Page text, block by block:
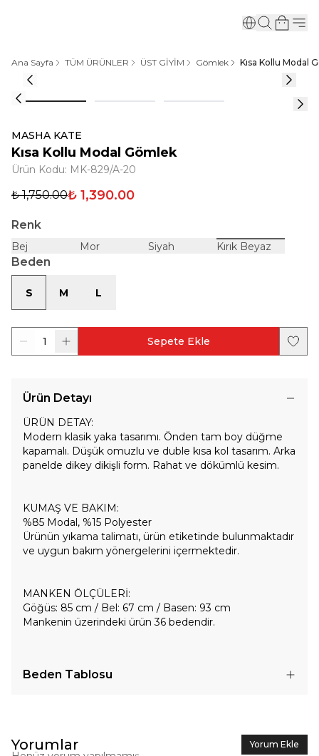
Ana Sayfa TÜM ÜRÜNLER ÜST GİYİM Gömlek Kısa Kollu Modal
MASHA KATE
Kısa Kollu Modal Gömlek
Ürün Kodu: MK-829/A-20
₺ 1,750.00₺ 1,390.00
Renk
Bej Mor Siyah Kırık Beyaz
Beden
S M L
1 Sepete Ekle
Ürün Detayı
ÜRÜN DETAY:
Modern klasik yaka tasarımı. Önden tam boy düğme
kapamalı. Düşük omuzlu ve duble kısa kol tasarım. Arka
panelde dikey dikişli form. Rahat ve dökümlü kesim.
KUMAŞ VE BAKIM:
%85 Modal, %15 Polyester
Ürünün yıkama talimatı, ürün etiketinde bulunmaktadır
ve uygun bakım yönergelerini içermektedir.
MANKEN ÖLÇÜLERİ:
Göğüs: 85 cm / Bel: 67 cm / Basen: 93 cm
Mankenin üzerindeki ürün 36 bedendir.
Beden Tablosu
Yorumlar Yorum Ekle